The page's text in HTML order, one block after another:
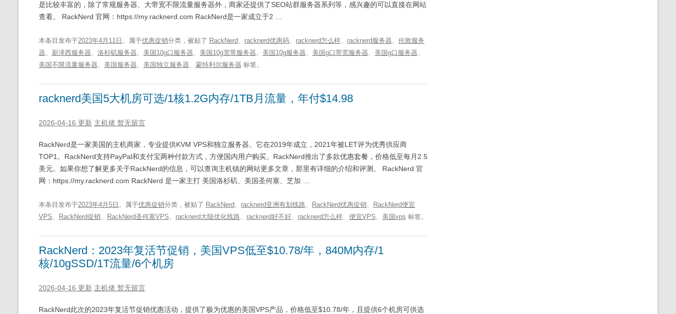
是比较丰富的，除了常规服务器、大带宽不限流量服务器外，商家还提供了SEO站群服务器系列等，感兴趣的可以直接在网站
查看。 RackNerd 官网：https://my.racknerd.com RackNerd是一家成立于2 …
本条目发布于2023年4月11日 。属于优惠促销分类，被贴了 RackNerd、 racknerd优惠码、 racknerd怎么样、 racknerd服务器、 伦敦服务
器、 新泽西服务器、 洛杉矶服务器、 美国10g口服务器、 美国10g宽带服务器、 美国10g服务器、 美国g口带宽服务器、 美国g口服务器、
美国不限流量服务器、 美国服务器、 美国独立服务器、 蒙特利尔服务器 标签。
racknerd美国5大机房可选/1核1.2G内存/1TB月流量，年付$14.98
2026-04-16 更新 主机佬 暂无留言
RackNerd是一家美国的主机商家，专业提供KVM VPS和独立服务器。它在2019年成立，2021年被LET评为优秀供应商
TOP1。RackNerd支持PayPal和支付宝两种付款方式，方便国内用户购买。RackNerd推出了多款优惠套餐，价格低至每月2.5
美元。如果你想了解更多关于RackNerd的信息，可以查询主机镇的网站更多文章，那里有详细的介绍和评测。 RackNerd 官
网：https://my.racknerd.com RackNerd 是一家主打 美国洛杉矶、美国圣何塞、芝加 …
本条目发布于2023年4月5日 。属于优惠促销分类，被贴了 RackNerd、 racknerd亚洲有划线路、 RackNerd优惠促销、
RackNerd便宜
VPS、 RackNerd促销、 RackNerd圣何塞VPS、 racknerd大陆优化线路、 racknerd好不好、 racknerd怎么样、 便宜VPS、 美国vps 标签。
RackNerd：2023年复活节促销，美国VPS低至$10.78/年，840M内存/1
核/10gSSD/1T流量/6个机房
2026-04-16 更新 主机佬 暂无留言
RackNerd此次的2023年复活节促销优惠活动，提供了极为优惠的美国VPS产品，价格低至$10.78/年，且提供6个机房可供选